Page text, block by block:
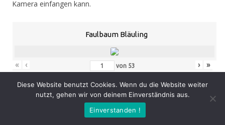
Kamera einfangen kann.
Faulbaum Bläuling
« ‹ von 53 › »
: Donnerstag 05.11.20, 19.00 Uhr
: 05.11. – 07.02.21, geöffnet Mo. – Do. 8.30 – 16.00 Uhr,
Diese Website benutzt Cookies. Wenn du die Website weiter
nutzt, gehen wir von deinem Einverständnis aus.
Einverstanden !